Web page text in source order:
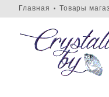
Главная • Товары